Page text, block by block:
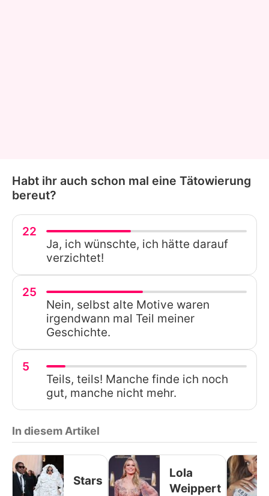
Habt ihr auch schon mal eine Tätowierung
bereut?
22
Ja, ich wünschte, ich hätte darauf
verzichtet!
25
Nein, selbst alte Motive waren
irgendwann mal Teil meiner
Geschichte.
5
Teils, teils! Manche finde ich noch
gut, manche nicht mehr.
In diesem Artikel
Stars
Lola
Weippert